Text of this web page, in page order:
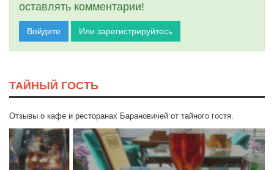
оставлять комментарии!
Войдите Или зарегистрируйтесь
ТАЙНЫЙ ГОСТЬ
Отзывы о кафе и ресторанах Барановичей от тайного гостя.